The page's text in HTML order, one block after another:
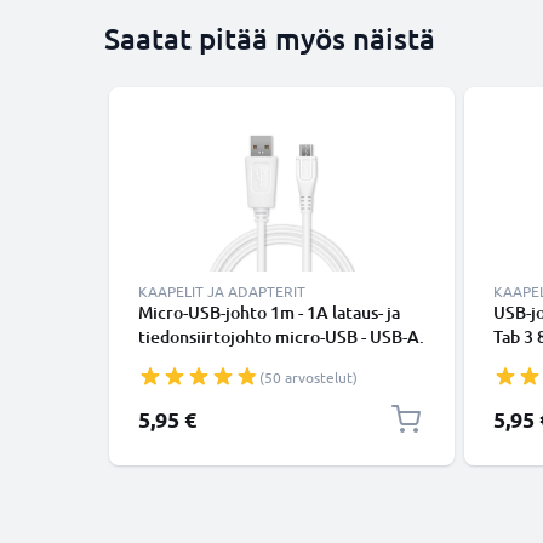
Saatat pitää myös näistä
KAAPELIT JA ADAPTERIT
Micro-USB-johto 1m - 1A lataus- ja
tiedonsiirtojohto micro-USB - USB-A.
(50 arvostelut)
5,95 €
USB-
Tab 3
5,95